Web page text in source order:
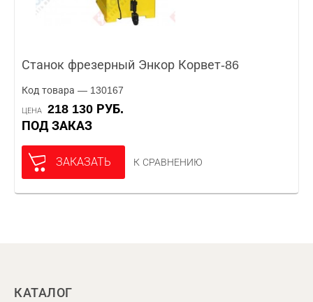
Станок фрезерный Энкор Корвет-86
Код товара — 130167
ЦЕНА
218 130 РУБ.
ПОД ЗАКАЗ
ЗАКАЗАТЬ К СРАВНЕНИЮ
КАТАЛОГ